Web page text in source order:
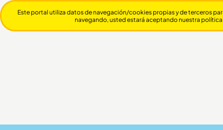
Este portal utiliza datos de navegación/cookies propias y de terceros
navegando, usted estará aceptando nuestra